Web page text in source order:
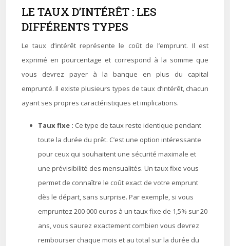
LE TAUX D’INTÉRÊT : LES
DIFFÉRENTS TYPES
Le taux d’intérêt représente le coût de l’emprunt. Il est
exprimé en pourcentage et correspond à la somme que
vous devrez payer à la banque en plus du capital
emprunté. Il existe plusieurs types de taux d’intérêt, chacun
ayant ses propres caractéristiques et implications.
Taux fixe : Ce type de taux reste identique pendant
toute la durée du prêt. C’est une option intéressante
pour ceux qui souhaitent une sécurité maximale et
une prévisibilité des mensualités. Un taux fixe vous
permet de connaître le coût exact de votre emprunt
dès le départ, sans surprise. Par exemple, si vous
empruntez 200 000 euros à un taux fixe de 1,5% sur 20
ans, vous saurez exactement combien vous devrez
rembourser chaque mois et au total sur la durée du